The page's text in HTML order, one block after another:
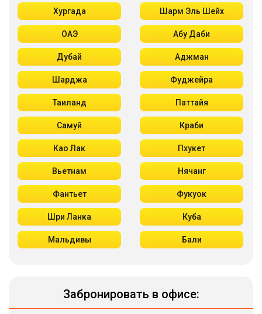
Хургада Шарм Эль Шейх
ОАЭ Абу Даби
Дубай Аджман
Шарджа Фуджейра
Таиланд Паттайя
Самуй Краби
Као Лак Пхукет
Вьетнам Нячанг
Фантьет Фукуок
Шри Ланка Куба
Мальдивы Бали
Забронировать в офисе: